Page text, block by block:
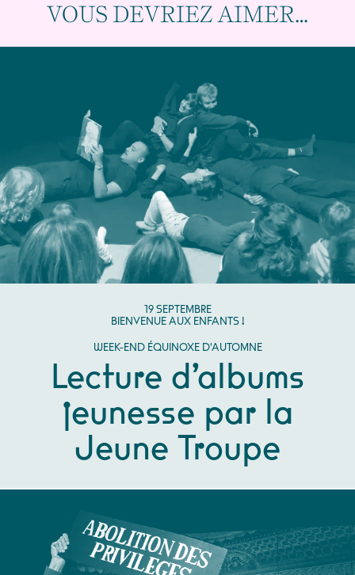
VOUS DEVRIEZ AIMER…
19 SEPTEMBRE
SEPTEMBRE
BIENVENUE AUX ENFANTS !
WEEK-END ÉQUINOXE D'AUTOMNE
Lecture d’albums
jeunesse par la
Jeune Troupe